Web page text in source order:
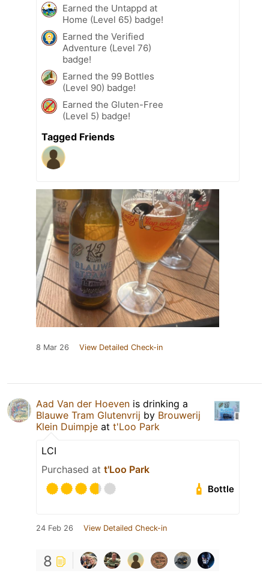
Earned the Untappd at
Home (Level 65) badge!
Earned the Verified
Adventure (Level 76)
badge!
Earned the 99 Bottles
(Level 90) badge!
Earned the Gluten-Free
(Level 5) badge!
Tagged Friends
8 Mar 26 View Detailed Check-in
Aad Van der Hoeven is drinking a
Blauwe Tram Glutenvrij by Brouwerij
Klein Duimpje at t'Loo Park
LCI
Purchased at t'Loo Park
Bottle
24 Feb 26 View Detailed Check-in
8